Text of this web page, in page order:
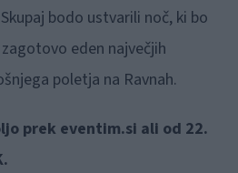
bodo ustvarili noč, ki bo
eden največjih
poletja na Ravnah.
prek eventim.si ali od 22.